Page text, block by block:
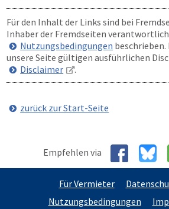
Für den Inhalt der Links sind bei
Inhaber der Fremdseiten
Nutzungsbedingungen
unsere Seite gültigen ausführlichen
Disclaimer
.
zurück zur Start-Seite
Empfehlen via
Für Vermieter
Nutzungsbedingungen